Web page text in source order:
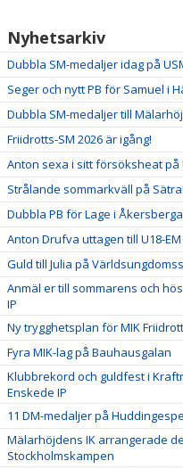
Nyhetsarkiv
Dubbla SM-medaljer idag på
Seger och nytt PB för Samuel i
Dubbla SM-medaljer till
Friidrotts-SM 2026 är igång!
Anton sexa i sitt försöksheat på
Strålande sommarkväll på Sätra!
Dubbla PB för Lage i
Anton Drufva uttagen till U18-
Guld till Julia på
Anmäl er till sommarens och
IP
Ny trygghetsplan för MIK Friidrott
Fyra MIK-lag på Bauhausgalan
Klubbrekord och guldfest i
Enskede IP
11 DM-medaljer på
Mälarhöjdens IK arrangerade
Stockholmskampen